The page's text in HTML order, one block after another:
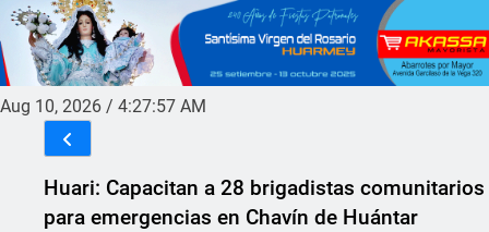
Aug 10, 2026 / 4:27:57 AM
Huari: Capacitan a 28 brigadistas comunitarios
para emergencias en Chavín de Huántar